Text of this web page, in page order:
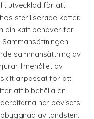
utvecklad för att
steriliserade katter.
din katt behöver för
sammansättning av
Innehållet av
anpassat för att
att bibehålla en
har bevisats
av tandsten.